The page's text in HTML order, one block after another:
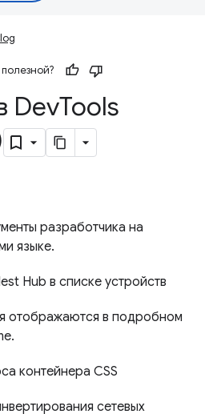
DevTools
разработчика на
языке.
Hub в списке устройств
отображаются в подробном
контейнера CSS
сетевых